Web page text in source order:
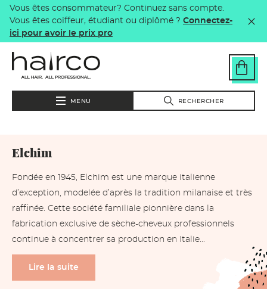
Aller au contenu principal
Vous êtes consommateur? Continuez sans compte.
Vous êtes coiffeur, étudiant ou diplômé ? Connectez-
ici pour avoir le prix pro
MENU RECHERCHER
Elchim
Fondée en 1945, Elchim est une marque italienne
d’exception, modelée d’après la tradition milanaise et très
raffinée. Cette société familiale pionnière dans la
fabrication exclusive de sèche-cheveux professionnels
continue à concentrer sa production en Italie...
Lire la suite